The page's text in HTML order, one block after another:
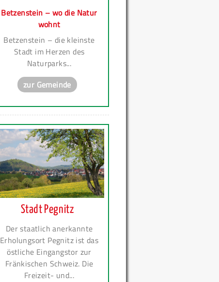
Betzenstein – wo die Natur
wohnt
Betzenstein – die kleinste
Stadt im Herzen des
Naturparks...
zur Gemeinde
Stadt Pegnitz
Der staatlich anerkannte
Erholungsort Pegnitz ist das
östliche Eingangstor zur
Fränkischen Schweiz. Die
Freizeit- und...